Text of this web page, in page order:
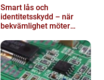
Smart lås och
identitetsskydd – när
bekvämlighet möter